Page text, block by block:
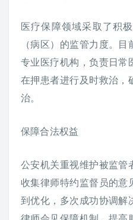
医疗保障领域采取了积
（病区）的监管力度。
专业医疗机构，负责日常
在押患者进行及时救治，
治。
保障合法权益
公安机关重视维护被监管
收集律师特约监督员的意
到优化，多次成功协调解